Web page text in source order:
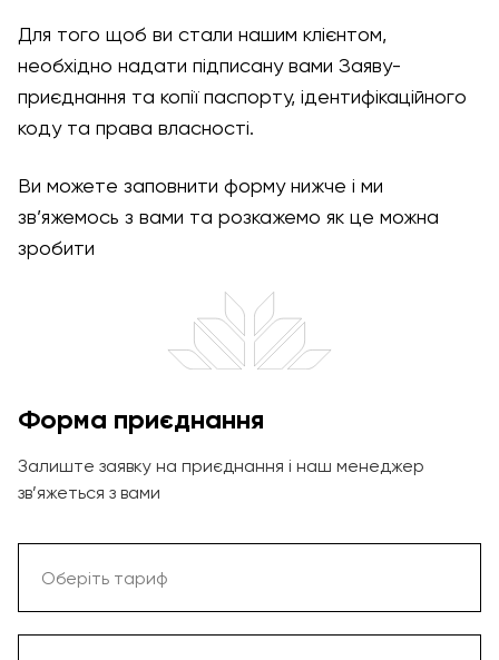
Для того щоб ви стали нашим клієнтом,
необхідно надати підписану вами Заяву-
приєднання та копії паспорту, ідентифікаційного
коду та права власності.
Ви можете заповнити форму нижче і ми
зв’яжемось з вами та розкажемо як це можна
зробити
Форма приєднання
Залиште заявку на приєднання і наш менеджер
зв’яжеться з вами
Оберіть тариф